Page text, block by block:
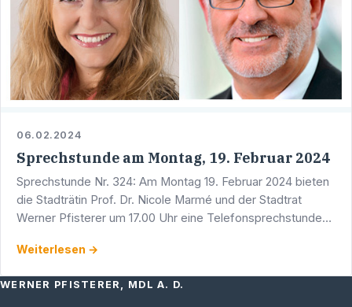
06.02.2024
Sprechstunde am Montag, 19. Februar 2024
Sprechstunde Nr. 324: Am Montag 19. Februar 2024 bieten
die Stadträtin Prof. Dr. Nicole Marmé und der Stadtrat
Werner Pfisterer um 17.00 Uhr eine Telefonsprechstunde
Weiterlesen →
WERNER PFISTERER, MDL A. D.